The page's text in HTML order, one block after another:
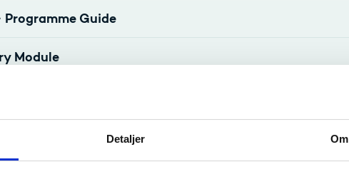
Detaljer Om
Programme Guide
Module
Support